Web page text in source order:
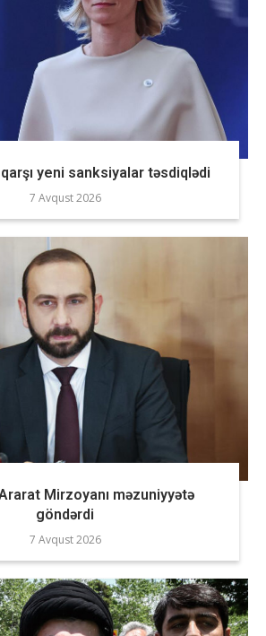
yeni sanksiyalar təsdiqlədi
7 Avqust 2026
Mirzoyanı məzuniyyətə
göndərdi
7 Avqust 2026